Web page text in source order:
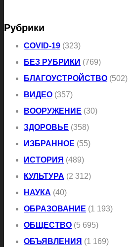
Рубрики
COVID-19 (323)
БЕЗ РУБРИКИ (769)
БЛАГОУСТРОЙСТВО (502)
ВИДЕО (357)
ВООРУЖЕНИЕ (30)
ЗДОРОВЬЕ (358)
ИЗБРАННОЕ (55)
ИСТОРИЯ (489)
КУЛЬТУРА (2 312)
НАУКА (40)
ОБРАЗОВАНИЕ (1 193)
ОБЩЕСТВО (5 695)
ОБЪЯВЛЕНИЯ (1 169)